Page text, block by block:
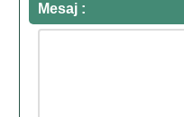
Mesaj :